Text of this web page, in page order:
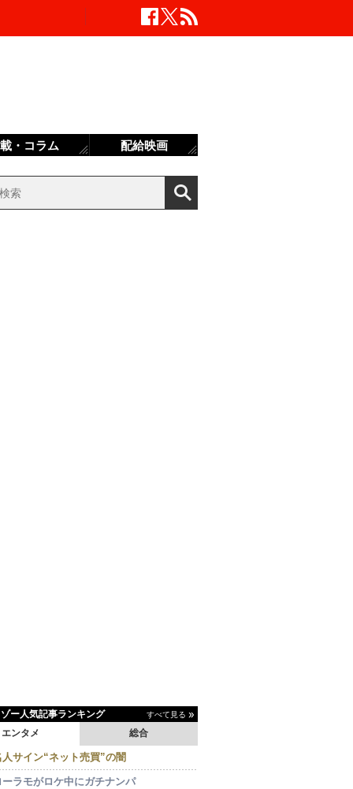
ー人気記事ランキング すべて見る
エンタメ 総合
人サイン“ネット売買”の闇
ーラモがロケ中にガチナンパ
・コラム 配給映画